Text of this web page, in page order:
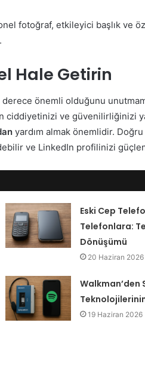
fotoğraf, etkileyici başlık ve
Hale Getirin
önemli olduğunu
ve güvenilirliğinizi
yardım almak önemlidir. Doğru
ve LinkedIn profilinizi
Eski Cep
Telefonlara:
Dönüşümü
20 Haziran 2026
Walkman’den
19 Haziran 2026